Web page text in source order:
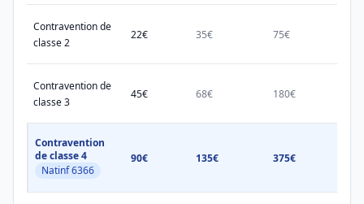
Contravention de
classe 2
22€ 35€ 75€
Contravention de
classe 3
45€ 68€ 180€
Contravention
de classe 4
Natinf 6366
90€ 135€ 375€